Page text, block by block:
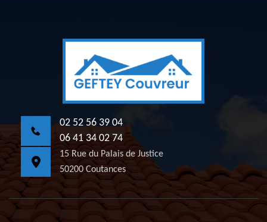
02 52 56 39 04
06 41 34 02 74
15 Rue du Palais de Justice
50200 Coutances